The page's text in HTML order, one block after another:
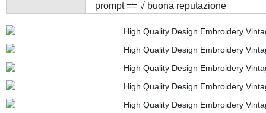
prompt == √ buona reputazione